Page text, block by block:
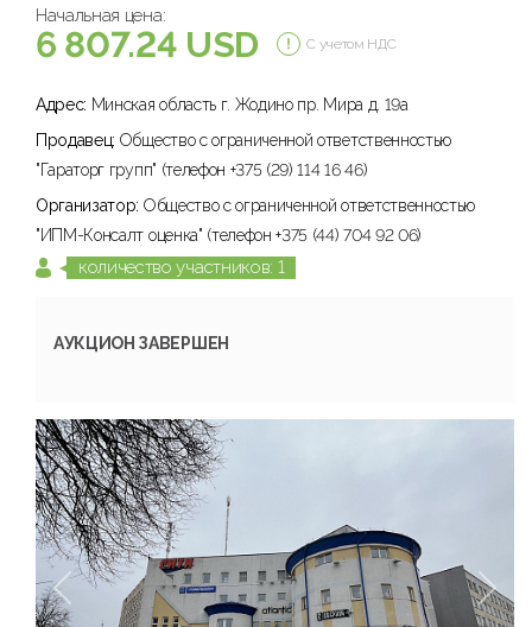
Начальная цена:
6 807.24 USD С учетом НДС
Адрес: Минская область г. Жодино пр. Мира д. 19а
Продавец: Общество с ограниченной ответственностью
"Гараторг групп" (телефон +375 (29) 114 16 46)
Организатор: Общество с ограниченной ответственностью
"ИПМ-Консалт оценка" (телефон +375 (44) 704 92 06)
количество участников: 1
АУКЦИОН ЗАВЕРШЕН